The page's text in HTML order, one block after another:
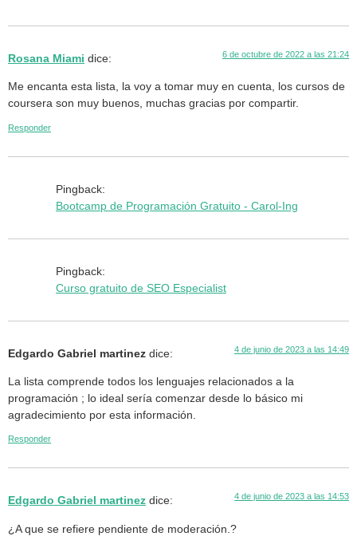
Rosana Miami dice: 6 de octubre de 2022 a las 21:24
Me encanta esta lista, la voy a tomar muy en cuenta, los cursos de
coursera son muy buenos, muchas gracias por compartir.
Responder
Pingback:
Bootcamp de Programación Gratuito - Carol-Ing
Pingback:
Curso gratuito de SEO Especialist
Edgardo Gabriel martinez dice: 4 de junio de 2023 a las 14:49
La lista comprende todos los lenguajes relacionados a la
programación ; lo ideal sería comenzar desde lo básico mi
agradecimiento por esta información.
Responder
Edgardo Gabriel martinez dice: 4 de junio de 2023 a las 14:53
¿A que se refiere pendiente de moderación.?